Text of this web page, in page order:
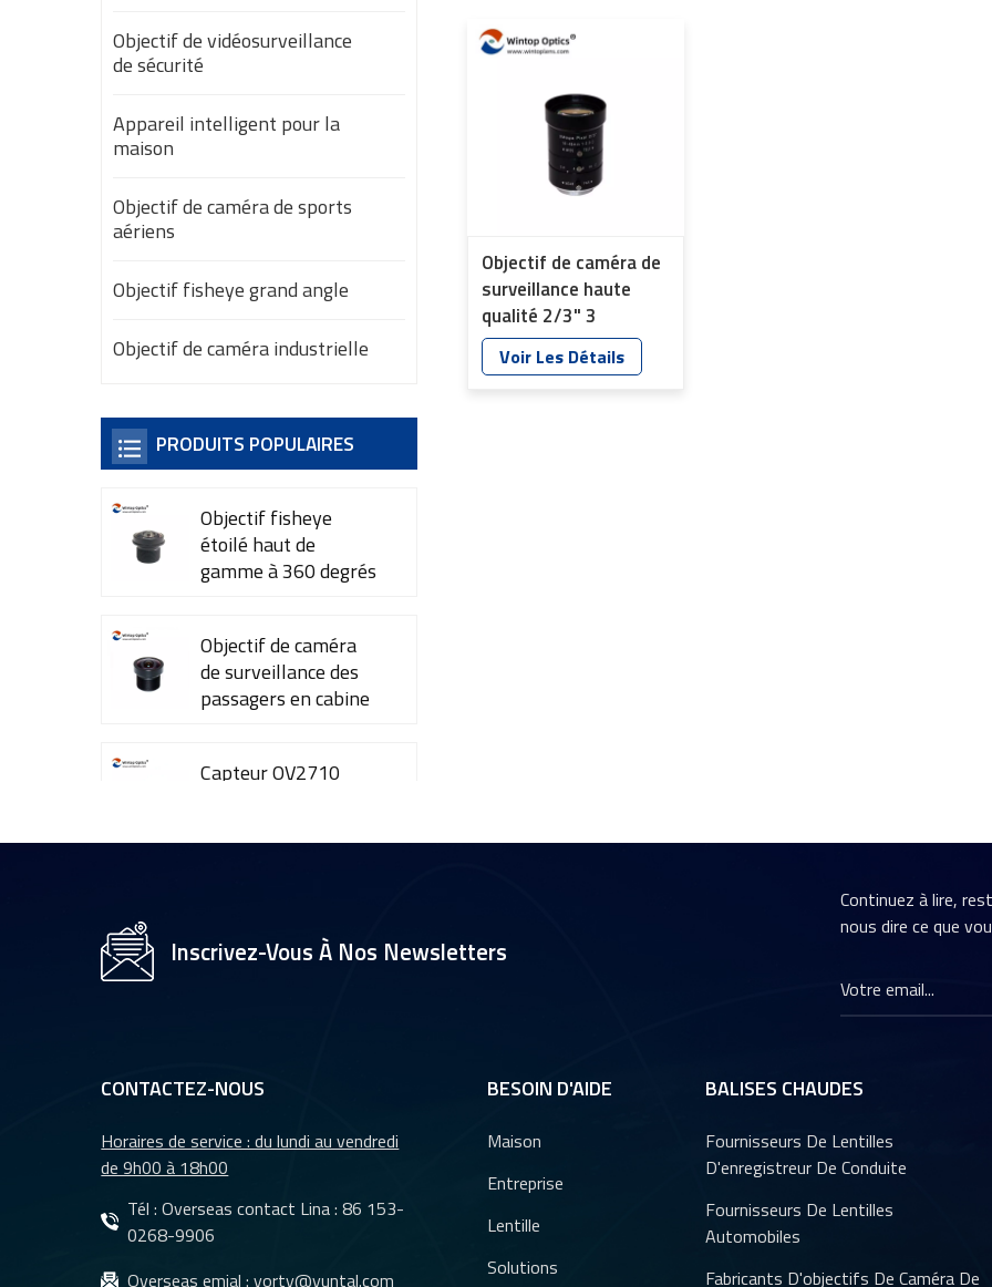
Objectif de caméra de
surveillance haute
qualité 2/3" 3
mégapixels HD YT-
4875
Voir Les Détails
Objectif de vidéosurveillance
de sécurité
Appareil intelligent pour la
maison
Objectif de caméra de sports
aériens
Objectif fisheye grand angle
Objectif de caméra industrielle
PRODUITS POPULAIRES
Objectif fisheye
étoilé haut de
gamme à 360 degrés
Objectif de caméra
de surveillance des
passagers en cabine
Capteur OV2710
objectifs 35 mm YT-
résolution 4K
nocturne pour
Objectifs DMS et
CMS pour système
de caméra de
surveillance de
Objectifs
Inscrivez-Vous À Nos Newsletters
Continuez à lire,
nous dire ce que
CONTACTEZ-NOUS
Horaires de service : du lundi au vendredi
de 9h00 à 18h00
Tél : Overseas contact Lina :86 153-
0268-9906
Overseas emial :yorty@yuntal.com
BESOIN D'AIDE
Maison
Entreprise
Lentille
Solutions
BALISES CHAUDES
Fournisseurs De Lentilles
D'enregistreur De Conduite
Fournisseurs De Lentilles
Automobiles
Fabricants D'objectifs De Caméra De